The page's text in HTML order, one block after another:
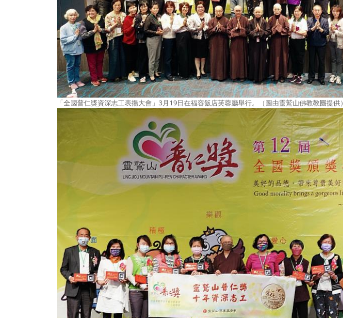
「全國普仁獎資深志工表揚大會」3月19日在福容飯店芙蓉廳舉行。（圖由靈鷲山佛教教團提供）